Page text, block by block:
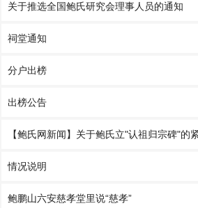
关于推选全国鲍氏研究会理事人员的通知
祠堂通知
分户出榜
出榜公告
【鲍氏网新闻】关于鲍氏立"认祖归宗碑"的
情况说明
鲍鹏山六安慈孝堂里说“慈孝”